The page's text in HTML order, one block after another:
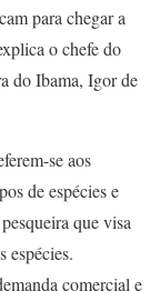
para chegar a
o chefe do
do Ibama, Igor de
se aos
de espécies e
que visa
espécies.
comercial e